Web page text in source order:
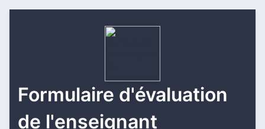
Formulaire d'évaluation
de l'enseignant